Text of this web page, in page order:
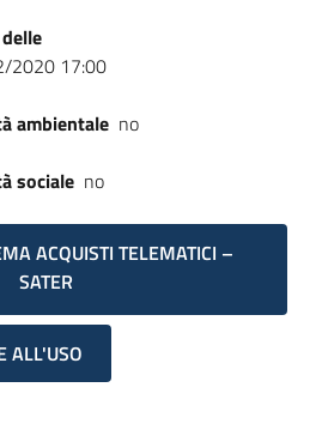
2020 17:00
ambientale no
sociale no
ACQUISTI TELEMATICI –
SATER
ALL'USO